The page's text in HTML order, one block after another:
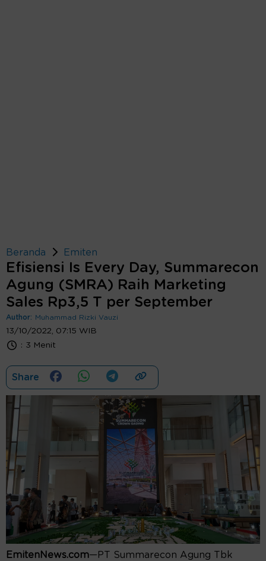
Beranda Emiten
Efisiensi Is Every Day, Summarecon
Agung (SMRA) Raih Marketing
Sales Rp3,5 T per September
Author: Muhammad Rizki Vauzi
13/10/2022, 07:15 WIB
: 3 Menit
Share
EmitenNews.com—PT Summarecon Agung Tbk